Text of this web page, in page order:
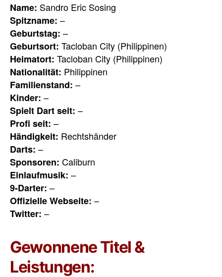
Name: Sandro Eric Sosing
Spitzname: –
Geburtstag: –
Geburtsort: Tacloban City (Philippinen)
Heimatort: Tacloban City (Philippinen)
Nationalität: Philippinen
Familienstand: –
Kinder: –
Spielt Dart seit: –
Profi seit: –
Händigkeit: Rechtshänder
Darts: –
Sponsoren: Caliburn
Einlaufmusik: –
9-Darter: –
Offizielle Webseite: –
Twitter: –
Gewonnene Titel &
Leistungen: